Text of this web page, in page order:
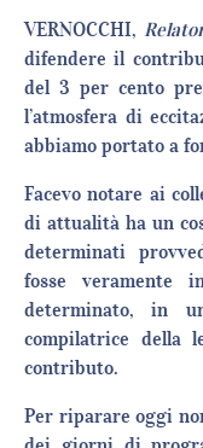
VERNOCCHI,
difendere il
del 3 per cento
l’atmosfera di
abbiamo portato a
Facevo notare ai
di attualità ha un
determinati
fosse veramente
determinato, in
compilatrice della
contributo.
Per riparare oggi